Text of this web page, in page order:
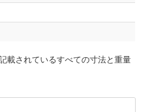
載されているすべての寸法と重量